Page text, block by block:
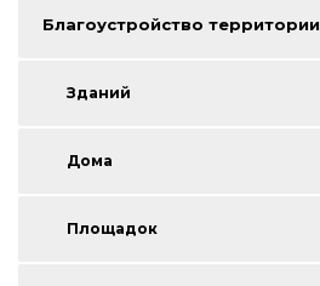
Благоустройство территории
Зданий
Дома
Площадок